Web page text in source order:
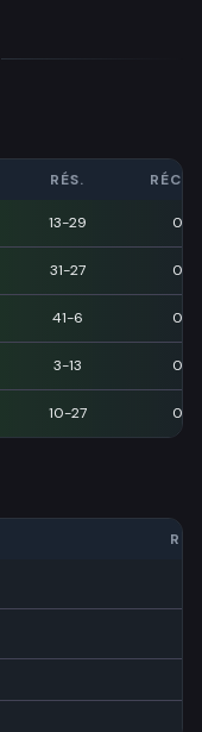
RÉS.
13-29 0
31-27 0
41-6 0
3-13 0
10-27 0